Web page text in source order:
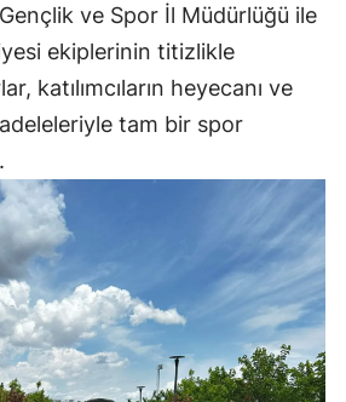
ve Spor İl Müdürlüğü ile
ekiplerinin titizlikle
katılımcıların heyecanı ve
tam bir spor